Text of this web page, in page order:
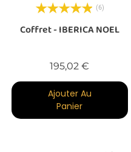
(6)
Coffret - IBERICA NOEL
195,02 €
Ajouter Au
Panier